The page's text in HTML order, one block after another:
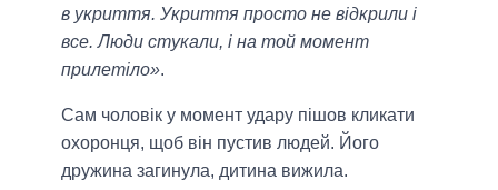
в укриття. Укриття просто не відкрили і
все. Люди стукали, і на той момент
прилетіло».
Сам чоловік у момент удару пішов кликати
охоронця, щоб він пустив людей. Його
дружина загинула, дитина вижила.